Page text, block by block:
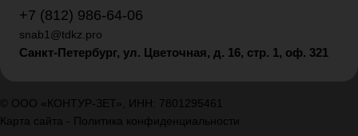
+7 (812) 986-64-06
snab1@tdkz.pro
Санкт-Петербург, ул. Цветочная, д. 16, стр. 1, оф. 321
© ООО «КОНТУР-ЗЕТ», ИНН: 7801295461
Карта сайта - Политика конфиденциальности